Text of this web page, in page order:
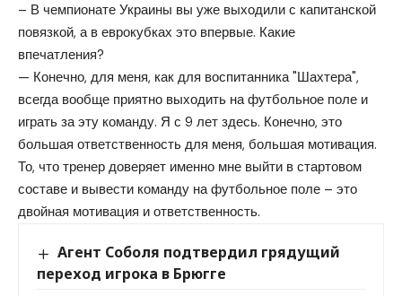
– В чемпионате Украины вы уже выходили с капитанской
повязкой, а в еврокубках это впервые. Какие
впечатления?
— Конечно, для меня, как для воспитанника "Шахтера",
всегда вообще приятно выходить на футбольное поле и
играть за эту команду. Я с 9 лет здесь. Конечно, это
большая ответственность для меня, большая мотивация.
То, что тренер доверяет именно мне выйти в стартовом
составе и вывести команду на футбольное поле – это
двойная мотивация и ответственность.
Агент Соболя подтвердил грядущий
переход игрока в Брюгге